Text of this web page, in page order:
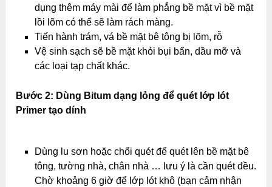
dụng thêm máy mài để làm phẳng bề mặt vì bề mặt
lồi lõm có thể sẽ làm rách màng.
Tiến hành trám, vá bề mặt bê tông bị lõm, rỗ
Vệ sinh sạch sẽ bề mặt khỏi bụi bẩn, dầu mỡ và
các loại tạp chất khác.
Bước 2: Dùng Bitum dạng lỏng để quét lớp lót
Primer tạo dính
Dùng lu sơn hoặc chổi quét để quét lên bề mặt bê
tông, tường nhà, chân nhà … lưu ý là cần quét đều.
Chờ khoảng 6 giờ để lớp lót khô (bạn cảm nhận